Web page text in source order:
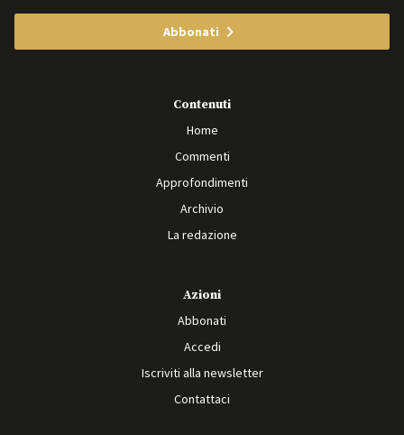
Abbonati
Contenuti
Home
Commenti
Approfondimenti
Archivio
La redazione
Azioni
Abbonati
Accedi
Iscriviti alla newsletter
Contattaci